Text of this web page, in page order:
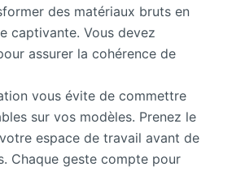
des matériaux bruts en
captivante. Vous devez
assurer la cohérence de
vous évite de commettre
sur vos modèles. Prenez le
espace de travail avant de
Chaque geste compte pour